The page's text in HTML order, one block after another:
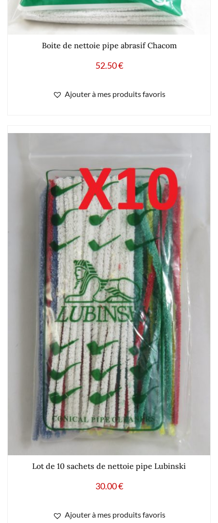
Boite de nettoie pipe abrasif Chacom
52.50€
Ajouter à mes produits favoris
Lot de 10 sachets de nettoie pipe Lubinski
30.00€
Ajouter à mes produits favoris